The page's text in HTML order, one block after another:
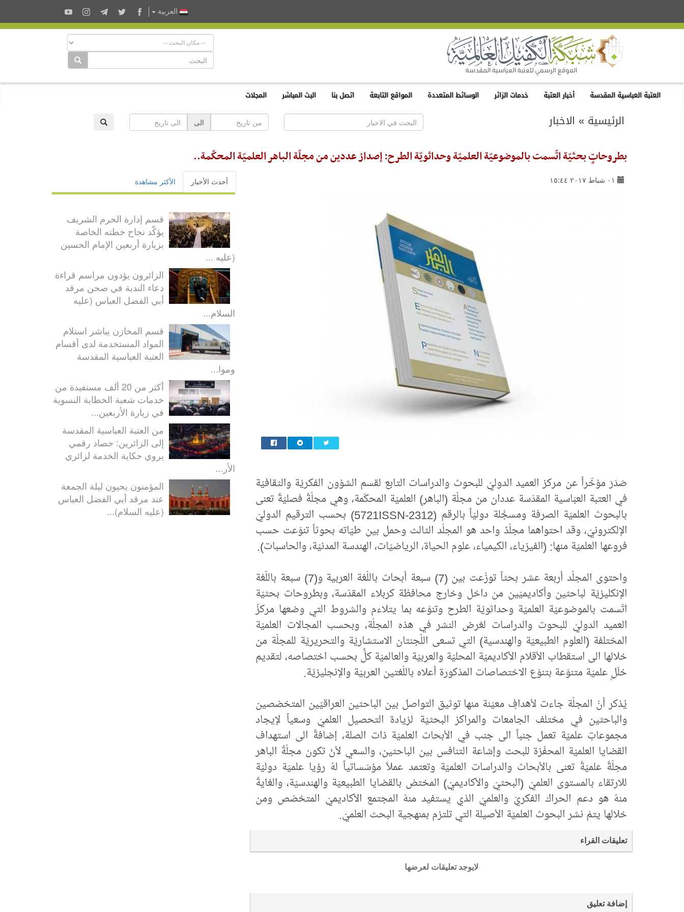
العربية
العتبة العباسية المقدسة أخبار العتبة خدمات الزائر الوسائط المتعددة المواقع التابعة اتصل بنا البث المباشر المجلات
الرئيسية » الاخبار الى
بطروحاتٍ بحثيّة اتّسمت بالموضوعيّة العلميّة وحداثويّة الطرح: إصدارُ عددين من مجلّة الباهر العلميّة المحكّمة..
٠١ شباط ٢٠١٧ ١٥:٤٤
صَدَرَ مؤخّراً عن مركز العميد الدوليّ للبحوث والدراسات التابع لقسم الشؤون الفكريّة والثقافيّة
في العتبة العبّاسية المقدّسة عددان من مجلّة (الباهر) العلميّة المحكّمة، وهي مجلّةٌ فصليّةٌ تعنى
بالبحوث العلميّة الصرفة ومسجَّلة دوليّاً بالرقم (2312-5721ISSN) بحسب الترقيم الدوليّ
الإلكترونيّ، وقد احتواهما مجلّدٌ واحد هو المجلّد الثالث وحمل بين طيّاته بحوثاً تنوّعت حسب
فروعها العلميّة منها: (الفيزياء، الكيمياء، علوم الحياة، الرياضيّات، الهندسة المدنيّة، والحاسبات).
واحتوى المجلّد أربعة عشر بحثاً توزّعت بين (7) سبعة أبحاث باللّغة العربية و(7) سبعة باللّغة
الإنكليزيّة لباحثين وأكاديميّين من داخل وخارج محافظة كربلاء المقدّسة، وبطروحات بحثيّة
اتّسمت بالموضوعيّة العلميّة وحداثويّة الطرح وتنوّعه بما يتلاءم والشروط التي وضعها مركزُ
العميد الدوليّ للبحوث والدراسات لغرض النشر في هذه المجلّة، وبحسب المجالات العلميّة
المختلفة (العلوم الطبيعيّة والهندسية) التي تسعى اللّجنتان الاستشاريّة والتحريريّة للمجلّة من
خلالها الى استقطاب الأقلام الأكاديميّة المحليّة والعربيّة والعالميّة كلٌّ بحسب اختصاصه، لتقديم
حُلَلٍ علميّة متنوّعة بتنوّع الاختصاصات المذكورة أعلاه باللّغتين العربيّة والإنجليزيّة.
يُذكر أنّ المجلّة جاءت لأهدافٍ معيّنة منها توثيق التواصل بين الباحثين العراقيّين المتخصّصين
والباحثين في مختلف الجامعات والمراكز البحثيّة لزيادة التحصيل العلميّ وسعياً لإيجاد
مجموعاتٍ علميّة تعمل جنباً الى جنب في الأبحاث العلميّة ذات الصلة، إضافةً الى استهداف
القضايا العلميّة المحفّزة للبحث وإشاعة التنافس بين الباحثين، والسعي لأنْ تكون مجلّةُ الباهر
مجلّةً علميّةً تعنى بالأبحاث والدراسات العلميّة وتعتمد عملاً مؤسّساتياً لهُ رؤيا علميّة دوليّة
للارتقاء بالمستوى العلميّ (البحثيّ والأكاديميّ) المختصّ بالقضايا الطبيعيّة والهندسيّة، والغايةُ
منهُ هو دعم الحراك الفكريّ والعلميّ الذي يستفيد منهُ المجتمع الأكاديميّ المتخصّص ومن
خلالها يتمّ نشر البحوث العلميّة الأصيلة التي تلتزم بمنهجية البحث العلميّ.
تعليقات القراء
لايوجد تعليقات لعرضها
إضافة تعليق
أحدث الأخبار الأكثر مشاهدة
قسم إدارة الحرم الشريف
يؤكّد نجاح خطته الخاصة
بزيارة أربعين الإمام الحسين
(عليه ...
الزائرون يؤدون مراسم قراءة
دعاء الندبة في صحن مرقد
أبي الفضل العباس (عليه
السلام...
قسم المخازن يباشر استلام
المواد المستخدمة لدى أقسام
العتبة العباسية المقدسة
وموا...
أكثر من 20 ألف مستفيدة من
خدمات شعبة الخطابة النسوية
في زيارة الأربعين...
من العتبة العباسية المقدسة
إلى الزائرين: حصاد رقمي
يروي حكاية الخدمة لزائري
الأر...
المؤمنون يحيون ليلة الجمعة
عند مرقد أبي الفضل العباس
(عليه السلام)...